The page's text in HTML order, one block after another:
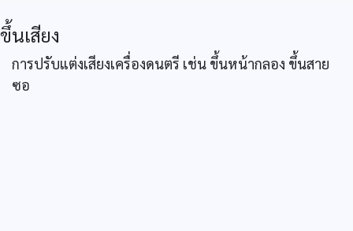
ขึ้นเสียง
การปรับแต่งเสียงเครื่องดนตรี เช่น ขึ้นหน้ากลอง ขึ้นสาย
ซอ